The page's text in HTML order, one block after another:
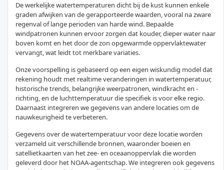
De werkelijke watertemperaturen dicht bij de kust kunnen enkele
graden afwijken van de gerapporteerde waarden, vooral na zware
regenval of lange perioden van harde wind. Bepaalde
windpatronen kunnen ervoor zorgen dat kouder, dieper water naar
boven komt en het door de zon opgewarmde oppervlaktewater
vervangt, wat leidt tot merkbare variaties.
Onze voorspelling is gebaseerd op een eigen wiskundig model dat
rekening houdt met realtime veranderingen in watertemperatuur,
historische trends, belangrijke weerpatronen, windkracht en -
richting, en de luchttemperatuur die specifiek is voor elke regio.
Daarnaast integreren we gegevens van andere locaties om de
nauwkeurigheid te verbeteren.
Gegevens over de watertemperatuur voor deze locatie worden
verzameld uit verschillende bronnen, waaronder boeien en
satellietkaarten van het zee- en oceaanoppervlak die worden
geleverd door het NOAA-agentschap. We integreren ook gegevens